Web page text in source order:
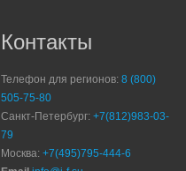
Контакты
Телефон для регионов: 8 (800)
505-75-80
Санкт-Петербург: +7(812)983-03-
79
Москва: +7(495)795-444-6